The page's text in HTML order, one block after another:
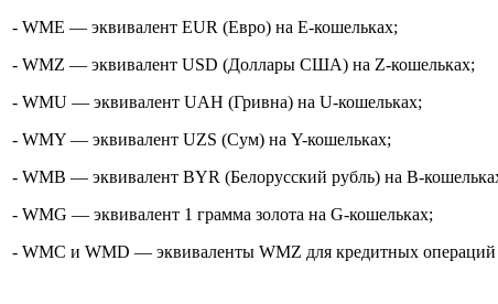
- WME — эквивалент EUR (Евро) на Е-кошельках;
- WMZ — эквивалент USD (Доллары США) на Z-кошельках;
- WMU — эквивалент UAH (Гривна) на U-кошельках;
- WMY — эквивалент UZS (Сум) на Y-кошельках;
- WMB — эквивалент BYR (Белорусский рубль) на B-
- WMG — эквивалент 1 грамма золота на G-кошельках;
- WMC и WMD — эквиваленты WMZ для кредитных